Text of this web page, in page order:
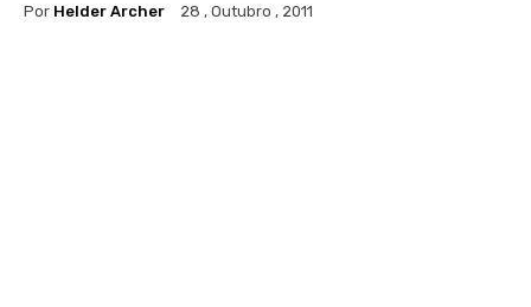
Por Helder Archer 28 , Outubro , 2011